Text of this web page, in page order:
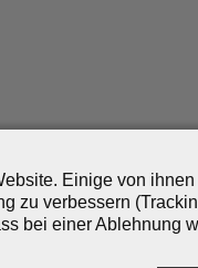
Einige von
zu verbessern
bei einer Ablehnung